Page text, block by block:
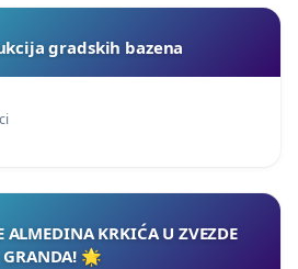
gradskih bazena
ALMEDINA KRKIĆA U ZVEZDE
GRANDA! 🌟